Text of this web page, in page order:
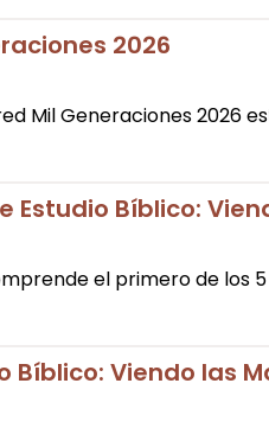
2026
Mil Generaciones 2026
Estudio Bíblico:
el primero de los
Bíblico: Viendo las